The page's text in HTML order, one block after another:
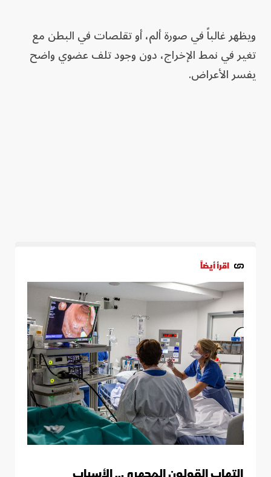
ويظهر غالباً في صورة ألم، أو تقلصات في البطن مع
تغير في نمط الإخراج، دون وجود تلف عضوي واضح
يفسر الأعراض.
اقرأ أيضاً